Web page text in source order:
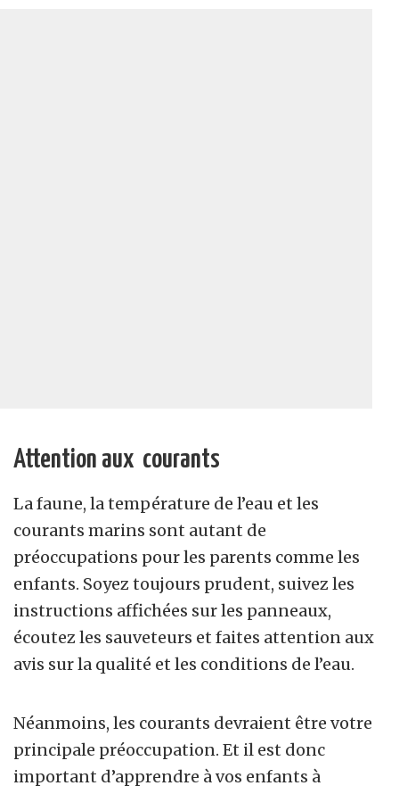
Attention aux courants
La faune, la température de l’eau et les
courants marins sont autant de
préoccupations pour les parents comme les
enfants. Soyez toujours prudent, suivez les
instructions affichées sur les panneaux,
écoutez les sauveteurs et faites attention aux
avis sur la qualité et les conditions de l’eau.
Néanmoins, les courants devraient être votre
principale préoccupation. Et il est donc
important d’apprendre à vos enfants à